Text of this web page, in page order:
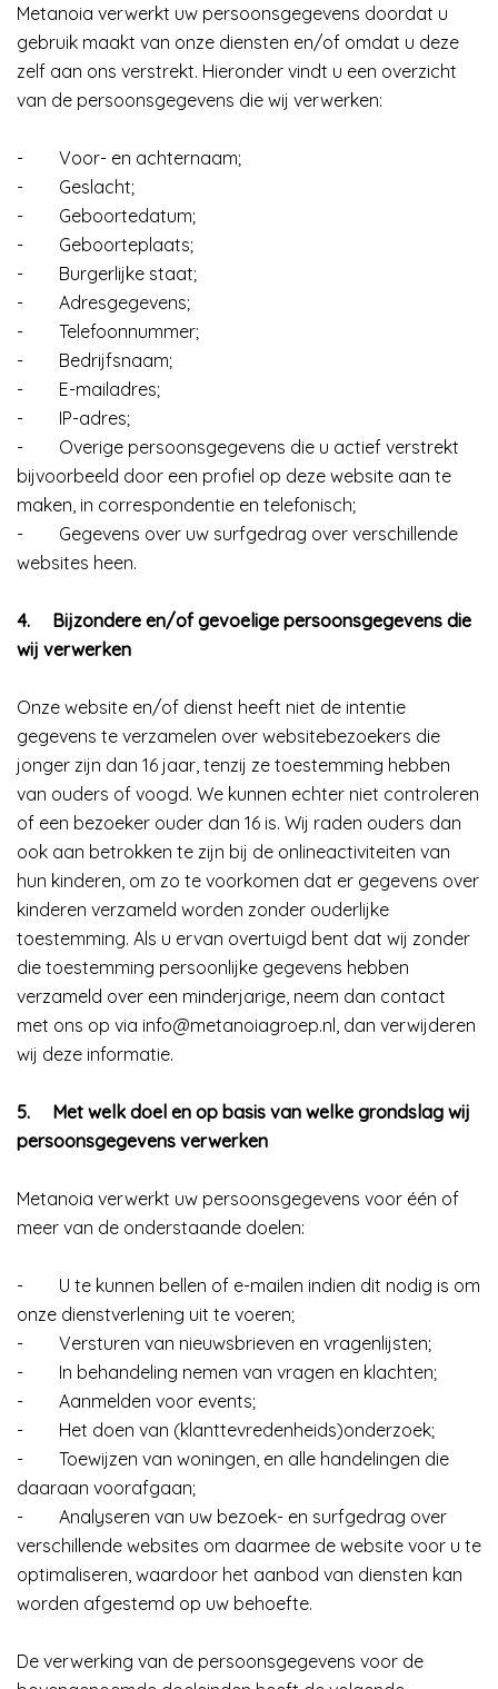
Metanoia verwerkt uw persoonsgegevens doordat u
gebruik maakt van onze diensten en/of omdat u deze
zelf aan ons verstrekt. Hieronder vindt u een overzicht
van de persoonsgegevens die wij verwerken:
-
Voor- en achternaam;
-
Geslacht;
-
Geboortedatum;
-
Geboorteplaats;
-
Burgerlijke staat;
-
Adresgegevens;
-
Telefoonnummer;
-
Bedrijfsnaam;
-
E-mailadres;
-
IP-adres;
-
Overige persoonsgegevens die u actief verstrekt
bijvoorbeeld door een profiel op deze website aan te
maken, in correspondentie en telefonisch;
-
Gegevens over uw surfgedrag over verschillende
websites heen.
4.
Bijzondere en/of gevoelige persoonsgegevens die
wij verwerken
Onze website en/of dienst heeft niet de intentie
gegevens te verzamelen over websitebezoekers die
jonger zijn dan 16 jaar, tenzij ze toestemming hebben
van ouders of voogd. We kunnen echter niet controleren
of een bezoeker ouder dan 16 is. Wij raden ouders dan
ook aan betrokken te zijn bij de onlineactiviteiten van
hun kinderen, om zo te voorkomen dat er gegevens over
kinderen verzameld worden zonder ouderlijke
toestemming. Als u ervan overtuigd bent dat wij zonder
die toestemming persoonlijke gegevens hebben
verzameld over een minderjarige, neem dan contact
met ons op via info@metanoiagroep.nl, dan verwijderen
wij deze informatie.
5.
Met welk doel en op basis van welke grondslag wij
persoonsgegevens verwerken
Metanoia verwerkt uw persoonsgegevens voor één of
meer van de onderstaande doelen:
-
U te kunnen bellen of e-mailen indien dit nodig is om
onze dienstverlening uit te voeren;
-
Versturen van nieuwsbrieven en vragenlijsten;
-
In behandeling nemen van vragen en klachten;
-
Aanmelden voor events;
-
Het doen van (klanttevredenheids)onderzoek;
-
Toewijzen van woningen, en alle handelingen die
daaraan voorafgaan;
-
Analyseren van uw bezoek- en surfgedrag over
verschillende websites om daarmee de website voor u te
optimaliseren, waardoor het aanbod van diensten kan
worden afgestemd op uw behoefte.
De verwerking van de persoonsgegevens voor de